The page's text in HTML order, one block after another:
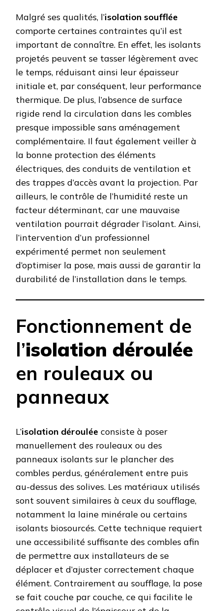
Malgré ses qualités, l’isolation soufflée
comporte certaines contraintes qu’il est
important de connaître. En effet, les isolants
projetés peuvent se tasser légèrement avec
le temps, réduisant ainsi leur épaisseur
initiale et, par conséquent, leur performance
thermique. De plus, l’absence de surface
rigide rend la circulation dans les combles
presque impossible sans aménagement
complémentaire. Il faut également veiller à
la bonne protection des éléments
électriques, des conduits de ventilation et
des trappes d’accès avant la projection. Par
ailleurs, le contrôle de l’humidité reste un
facteur déterminant, car une mauvaise
ventilation pourrait dégrader l’isolant. Ainsi,
l’intervention d’un professionnel
expérimenté permet non seulement
d’optimiser la pose, mais aussi de garantir la
durabilité de l’installation dans le temps.
Fonctionnement de
l’isolation déroulée
en rouleaux ou
panneaux
L’isolation déroulée consiste à poser
manuellement des rouleaux ou des
panneaux isolants sur le plancher des
combles perdus, généralement entre puis
au-dessus des solives. Les matériaux utilisés
sont souvent similaires à ceux du soufflage,
notamment la laine minérale ou certains
isolants biosourcés. Cette technique requiert
une accessibilité suffisante des combles afin
de permettre aux installateurs de se
déplacer et d’ajuster correctement chaque
élément. Contrairement au soufflage, la pose
se fait couche par couche, ce qui facilite le